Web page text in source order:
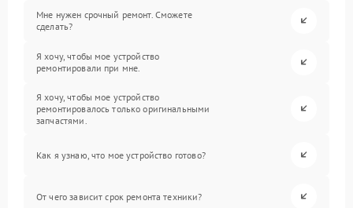
Мне нужен срочный ремонт. Сможете
сделать?
Я хочу, чтобы мое устройство
ремонтировали при мне.
Я хочу, чтобы мое устройство
ремонтировалось только оригинальными
запчастями.
Как я узнаю, что мое устройство готово?
От чего зависит срок ремонта техники?